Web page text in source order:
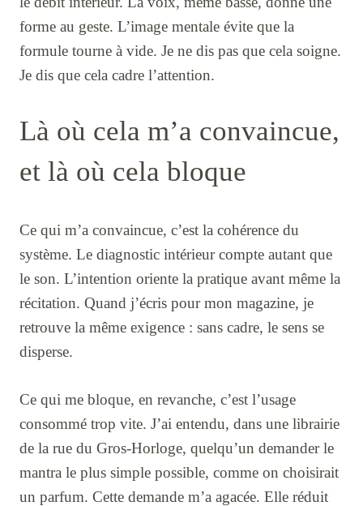
forme au geste. L’image mentale évite que la
formule tourne à vide. Je ne dis pas que cela soigne.
Je dis que cela cadre l’attention.
Là où cela m’a convaincue,
et là où cela bloque
Ce qui m’a convaincue, c’est la cohérence du
système. Le diagnostic intérieur compte autant que
le son. L’intention oriente la pratique avant même la
récitation. Quand j’écris pour mon magazine, je
retrouve la même exigence : sans cadre, le sens se
disperse.
Ce qui me bloque, en revanche, c’est l’usage
consommé trop vite. J’ai entendu, dans une librairie
de la rue du Gros-Horloge, quelqu’un demander le
mantra le plus simple possible, comme on choisirait
un parfum. Cette demande m’a agacée. Elle réduit